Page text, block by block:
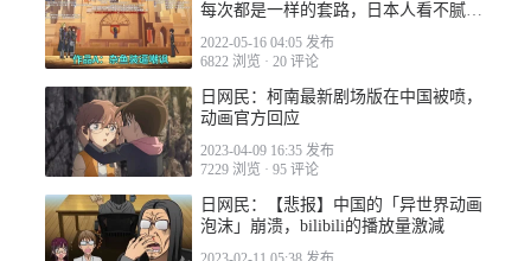
2022-06-04 09:16
每次都是一样的套路，日本人看不腻
2022-05-16 04:05 发布
6822 浏览 · 20 评论
日网民：柯南最新剧场版在中国被喷，
动画官方回应
2023-04-09 16:35 发布
7229 浏览 · 95 评论
日网民：【悲报】中国的「异世界动画
泡沫」崩溃，bilibili的播放量激減